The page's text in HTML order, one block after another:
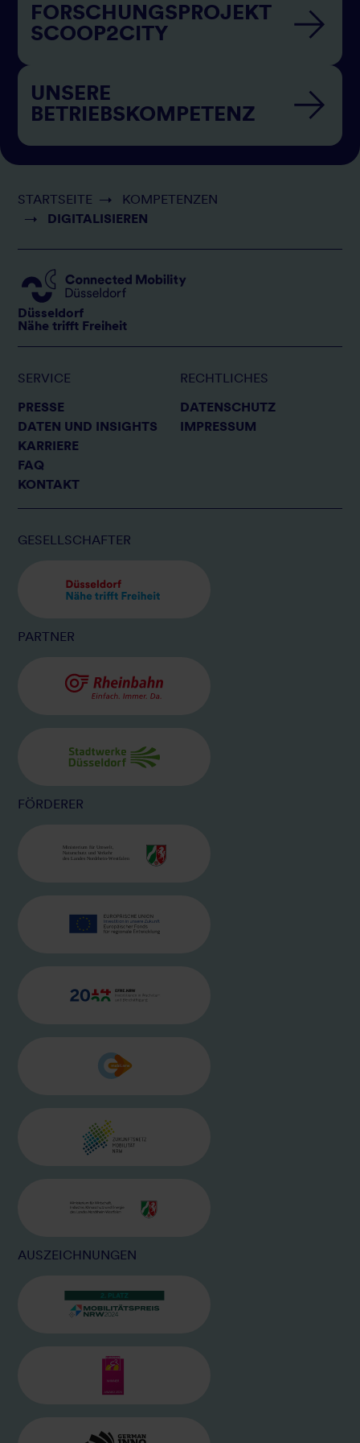
FORSCHUNGSPROJEKT
SCOOP2CITY
UNSERE
BETRIEBSKOMPETENZ
Pfadnavigation
STARTSEITE →
KOMPETENZEN
→
DIGITALISIEREN
Düsseldorf
Nähe trifft Freiheit
SERVICE
Fußzeile
PRESSE
DATEN UND INSIGHTS
KARRIERE
FAQ
KONTAKT
RECHTLICHES
Rechtliches
DATENSCHUTZ
IMPRESSUM
GESELLSCHAFTER
DÜSSELDORF
PARTNER
RHEINBAHN
STADTWERKE
FÖRDERER
MINISTERIUM FÜR UMWELT,
EU LOGO
EFRE-LOGO
MOBIL NRW
ZUKUNFTSNETZ NRW
MINISTERIUM WIRTSCHAFT,
AUSZEICHNUNGEN
MOBILITÄTSPREIS.NRW 2024
EUROBIKE AWARD